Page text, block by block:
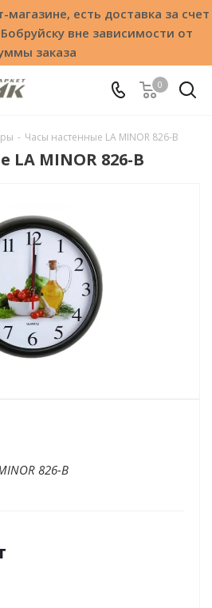
магазине, есть доставка за счет
вне зависимости от
заказа
0
- Часы настенные LA MINOR 826-В
MINOR 826-В
826-В